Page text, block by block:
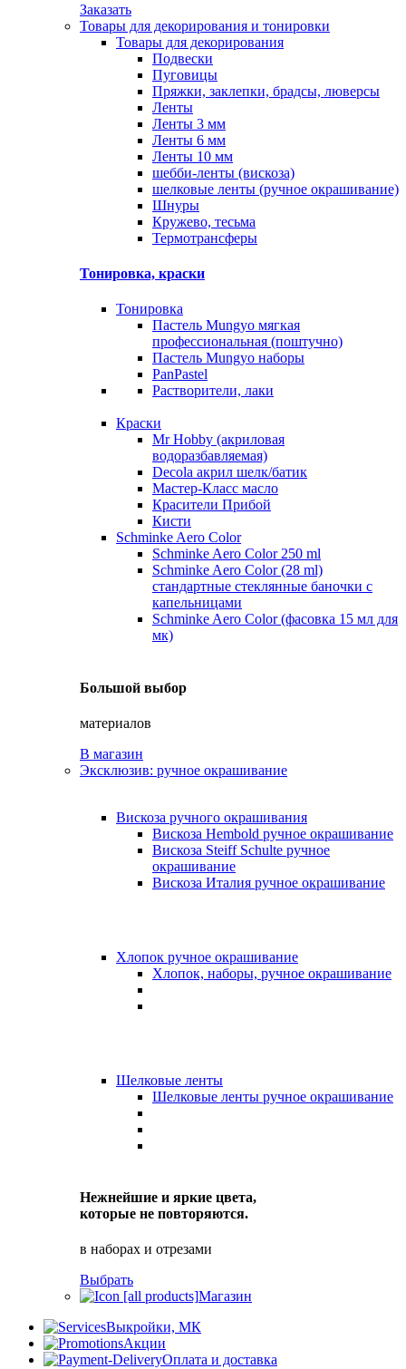
Заказать
Товары для декорирования и тонировки
Товары для декорирования
Подвески
Пуговицы
Пряжки, заклепки, брадсы, люверсы
Ленты
Ленты 3 мм
Ленты 6 мм
Ленты 10 мм
шебби-ленты (вискоза)
шелковые ленты (ручное окрашивание)
Шнуры
Кружево, тесьма
Термотрансферы
Тонировка, краски
Тонировка
Пастель Mungyo мягкая
профессиональная (поштучно)
Пастель Mungyo наборы
PanPastel
Растворители, лаки
Краски
Mr Hobby (акриловая
водоразбавляемая)
Decola акрил шелк/батик
Мастер-Класс масло
Красители Прибой
Кисти
Schminke Aero Color
Schminke Aero Color 250 ml
Schminke Aero Color (28 ml)
стандартные стеклянные баночки с
капельницами
Schminke Aero Color (фасовка 15 мл для
мк)
Большой выбор
материалов
В магазин
Эксклюзив: ручное окрашивание
Вискоза ручного окрашивания
Вискоза Hembold ручное окрашивание
Вискоза Steiff Schulte ручное
окрашивание
Вискоза Италия ручное окрашивание
Хлопок ручное окрашивание
Хлопок, наборы, ручное окрашивание
Шелковые ленты
Шелковые ленты ручное окрашивание
Нежнейшие и яркие цвета,
которые не повторяются.
в наборах и отрезами
Выбрать
Магазин
Выкройки, МК
Акции
Оплата и доставка